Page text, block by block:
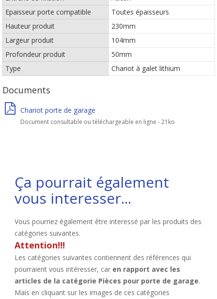
Epaisseur porte compatible
Toutes épaisseurs
Hauteur produit
230mm
Largeur produit
104mm
Profondeur produit
50mm
Type
Chariot à galet lithium
Documents
Chariot porte de garage
Document consultable ou téléchargeable en ligne - 21ko
Ça pourrait également
vous interesser...
Vous pourriez également être interessé par les produits des
catégories suivantes.
Attention!!!
Les catégories suivantes contiennent des références qui
pourraient vous intéresser, car en rapport avec les
articles de la catégorie Pièces pour porte de garage.
Mais en cliquant sur les images de ces catégories